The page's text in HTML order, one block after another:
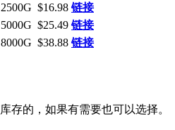
2500G $16.98 链接
5000G $25.49 链接
8000G $38.88 链接
存的，如果有需要也可以选择。